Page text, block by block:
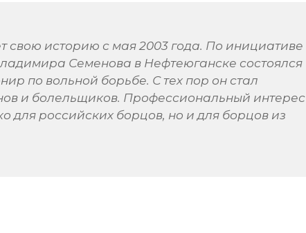
свою историю с мая 2003 года. По инициативе
Семенова в Нефтеюганске состоялся
по вольной борьбе. С тех пор он стал
и болельщиков. Профессиональный интерес
для российских борцов, но и для борцов из